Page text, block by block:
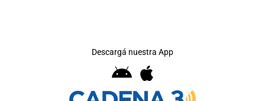
Descargá nuestra App